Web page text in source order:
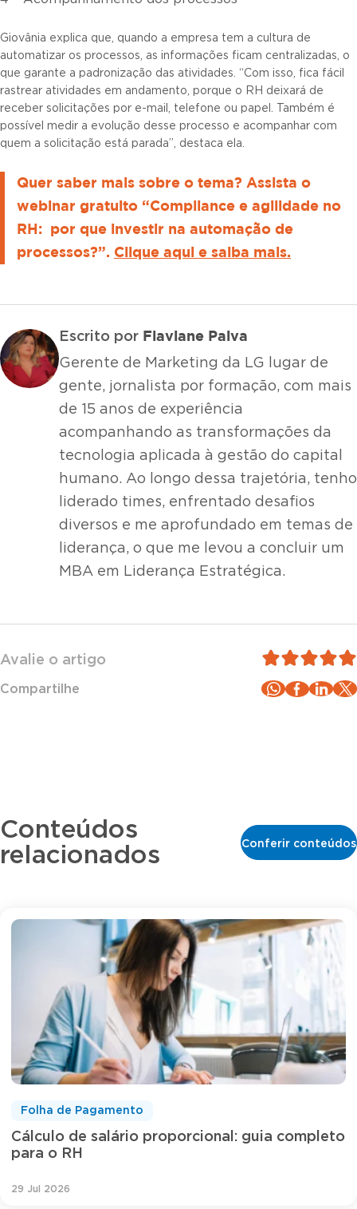
Giovânia explica que, quando a empresa tem a cultura de
automatizar os processos, as informações ficam centralizadas, o
que garante a padronização das atividades. “Com isso, fica fácil
rastrear atividades em andamento, porque o RH deixará de
receber solicitações por e-mail, telefone ou papel. Também é
possível medir a evolução desse processo e acompanhar com
quem a solicitação está parada”, destaca ela.
Quer saber mais sobre o tema? Assista o
webinar gratuito “Compliance e agilidade no
RH: por que investir na automação de
processos?”. Clique aqui e saiba mais.
Escrito por Flaviane Paiva
Gerente de Marketing da LG lugar de
gente, jornalista por formação, com mais
de 15 anos de experiência
acompanhando as transformações da
tecnologia aplicada à gestão do capital
humano. Ao longo dessa trajetória, tenho
liderado times, enfrentado desafios
diversos e me aprofundado em temas de
liderança, o que me levou a concluir um
MBA em Liderança Estratégica.
Avalie o artigo
Compartilhe
Conteúdos
relacionados
Conferir conteúdos
Cálculo de salário proporcional: guia completo
para o RH
Folha de Pagamento
29 Jul 2026